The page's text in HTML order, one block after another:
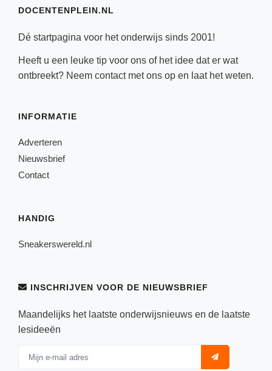
DOCENTENPLEIN.NL
Dé startpagina voor het onderwijs sinds 2001!
Heeft u een leuke tip voor ons of het idee dat er wat
ontbreekt? Neem contactmet ons op en laat het weten.
INFORMATIE
Adverteren
Nieuwsbrief
Contact
HANDIG
Sneakerswereld.nl
INSCHRIJVEN VOOR DE NIEUWSBRIEF
Maandelijks het laatste onderwijsnieuws en de laatste
lesideeën